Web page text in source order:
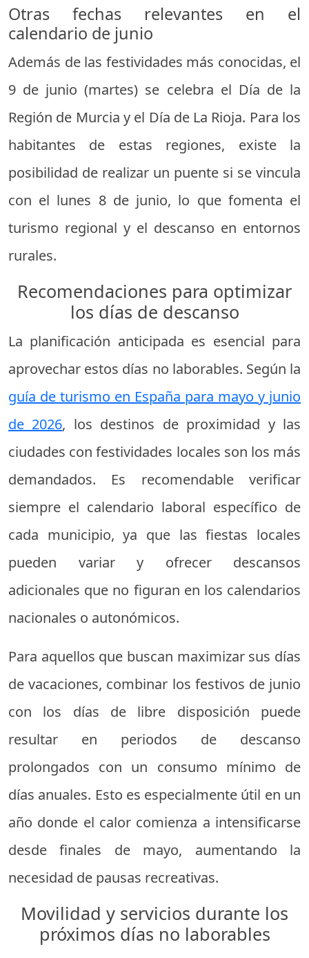
Otras fechas relevantes en el
calendario de junio
Además de las festividades más conocidas, el
9 de junio (martes) se celebra el Día de la
Región de Murcia y el Día de La Rioja. Para los
habitantes de estas regiones, existe la
posibilidad de realizar un puente si se vincula
con el lunes 8 de junio, lo que fomenta el
turismo regional y el descanso en entornos
rurales.
Recomendaciones para optimizar
los días de descanso
La planificación anticipada es esencial para
aprovechar estos días no laborables. Según la
guía de turismo en España para mayo y junio
de 2026, los destinos de proximidad y las
ciudades con festividades locales son los más
demandados. Es recomendable verificar
siempre el calendario laboral específico de
cada municipio, ya que las fiestas locales
pueden variar y ofrecer descansos
adicionales que no figuran en los calendarios
nacionales o autonómicos.
Para aquellos que buscan maximizar sus días
de vacaciones, combinar los festivos de junio
con los días de libre disposición puede
resultar en periodos de descanso
prolongados con un consumo mínimo de
días anuales. Esto es especialmente útil en un
año donde el calor comienza a intensificarse
desde finales de mayo, aumentando la
necesidad de pausas recreativas.
Movilidad y servicios durante los
próximos días no laborables